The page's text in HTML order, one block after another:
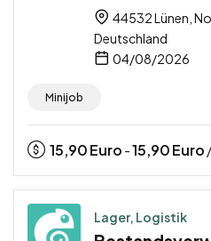
44532 Lünen,
Deutschland
04/08/2026
Minijob
15,90Euro -15,90Euro
Lager, Logistik